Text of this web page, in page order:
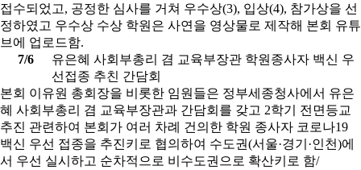
접수되었고, 공정한 심사를 거쳐 우수상(3), 입상(4), 참가상을 선
정하였고 우수상 수상 학원은 사연을 영상물로 제작해 본회 유튜
브에 업로드함.
7/6
유은혜 사회부총리 겸 교육부장관 학원종사자 백신 우
선접종 추친 간담회
본회 이유원 총회장을 비롯한 임원들은 정부세종청사에서 유은
혜 사회부총리 겸 교육부장관과 간담회를 갖고 2학기 전면등교
추진 관련하여 본회가 여러 차례 건의한 학원 종사자 코로나19
백신 우선 접종을 추진키로 협의하여 수도권(서울·경기·인천)에
서 우선 실시하고 순차적으로 비수도권으로 확산키로 함/